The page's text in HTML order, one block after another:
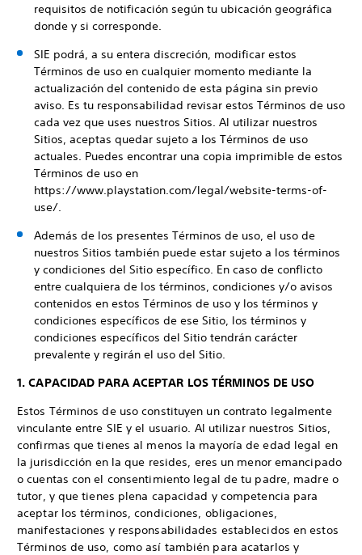
requisitos de notificación según tu ubicación geográfica
donde y si corresponde.
SIE podrá, a su entera discreción, modificar estos
Términos de uso en cualquier momento mediante la
actualización del contenido de esta página sin previo
aviso. Es tu responsabilidad revisar estos Términos de uso
cada vez que uses nuestros Sitios. Al utilizar nuestros
Sitios, aceptas quedar sujeto a los Términos de uso
actuales. Puedes encontrar una copia imprimible de estos
Términos de uso en
https://www.playstation.com/legal/website-terms-of-
use/.
Además de los presentes Términos de uso, el uso de
nuestros Sitios también puede estar sujeto a los términos
y condiciones del Sitio específico. En caso de conflicto
entre cualquiera de los términos, condiciones y/o avisos
contenidos en estos Términos de uso y los términos y
condiciones específicos de ese Sitio, los términos y
condiciones específicos del Sitio tendrán carácter
prevalente y regirán el uso del Sitio.
1. CAPACIDAD PARA ACEPTAR LOS TÉRMINOS DE USO
Estos Términos de uso constituyen un contrato legalmente
vinculante entre SIE y el usuario. Al utilizar nuestros Sitios,
confirmas que tienes al menos la mayoría de edad legal en
la jurisdicción en la que resides, eres un menor emancipado
o cuentas con el consentimiento legal de tu padre, madre o
tutor, y que tienes plena capacidad y competencia para
aceptar los términos, condiciones, obligaciones,
manifestaciones y responsabilidades establecidos en estos
Términos de uso, como así también para acatarlos y